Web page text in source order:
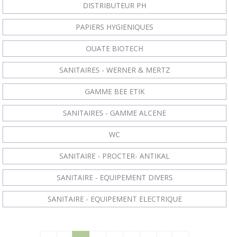
DISTRIBUTEUR PH
PAPIERS HYGIENIQUES
OUATE BIOTECH
SANITAIRES - WERNER & MERTZ
GAMME BEE ETIK
SANITAIRES - GAMME ALCENE
WC
SANITAIRE - PROCTER- ANTIKAL
SANITAIRE - EQUIPEMENT DIVERS
SANITAIRE - EQUIPEMENT ELECTRIQUE